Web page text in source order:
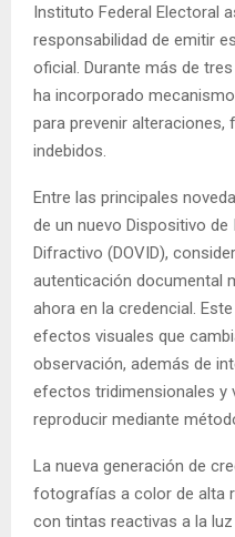
Instituto Federal Electoral
responsabilidad de emitir
oficial. Durante más de
ha incorporado
para prevenir
indebidos.
Entre las principales
de un nuevo Dispositivo
Difractivo (DOVID),
autenticación documental
ahora en la credencial.
efectos visuales que
observación, además de
efectos tridimensionales y
reproducir mediante
La nueva generación de
fotografías a color de alta
con tintas reactivas a la